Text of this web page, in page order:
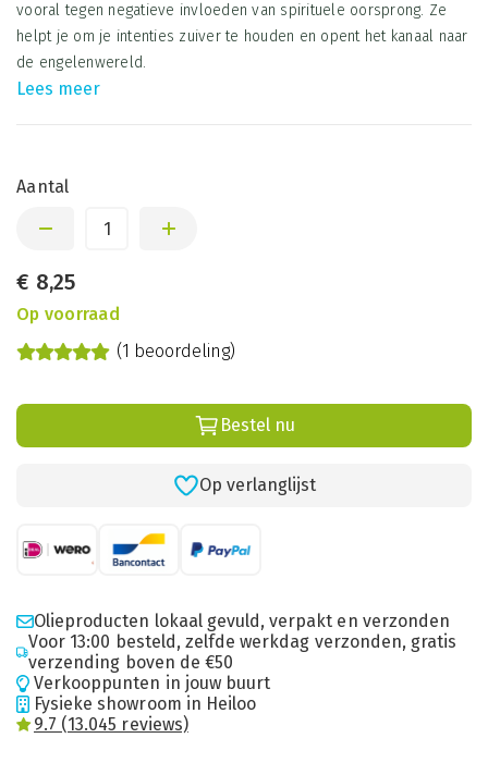
vooral tegen negatieve invloeden van spirituele oorsprong. Ze
helpt je om je intenties zuiver te houden en opent het kanaal naar
de engelenwereld.
Lees meer
Aantal
€ 8,25
Op voorraad
(1 beoordeling)
Bestel nu
Op verlanglijst
Olieproducten lokaal gevuld, verpakt en verzonden
Voor 13:00 besteld, zelfde werkdag verzonden, gratis
verzending boven de €50
Verkooppunten in jouw buurt
Fysieke showroom in Heiloo
9.7 (13.045 reviews)